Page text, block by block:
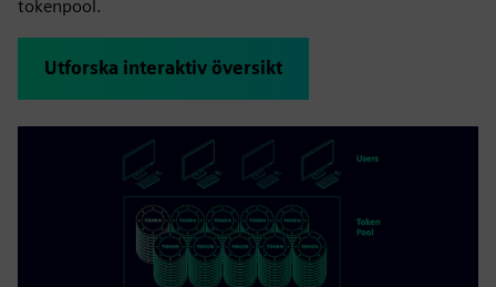
tokenpool.
Utforska interaktiv översikt